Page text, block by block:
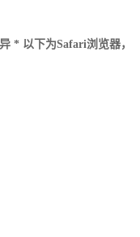
* 以下为Safari浏览器，